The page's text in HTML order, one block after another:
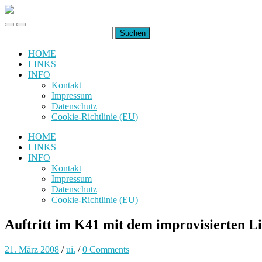
uiuiuiuiuiuiui.de
Toggle
mobile
Toggle
search
nach:
HOME
LINKS
INFO
Kontakt
Impressum
Datenschutz
Cookie-Richtlinie (EU)
HOME
LINKS
INFO
Kontakt
Impressum
Datenschutz
Cookie-Richtlinie (EU)
Auftritt im K41 mit dem improvisierten
21. März 2008 /ui. /0 Comments